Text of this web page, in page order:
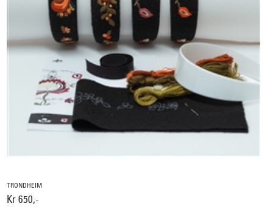
TRONDHEIM
Kr 650,-